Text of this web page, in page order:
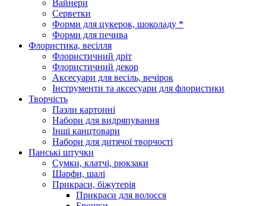
Вайнери
Серветки
Форми для цукерок, шоколаду *
Форми для печива
Флористика, весілля
Флористичний дріт
Флористичний декор
Аксесуари для весіль, вечірок
Інструменти та аксесуари для флористики
Творчість
Пазли картонні
Набори для видряпування
Інші канцтовари
Набори для дитячої творчості
Панські штучки
Сумки, клатчі, рюкзаки
Шарфи, шалі
Прикраси, біжутерія
Прикраси для волосся